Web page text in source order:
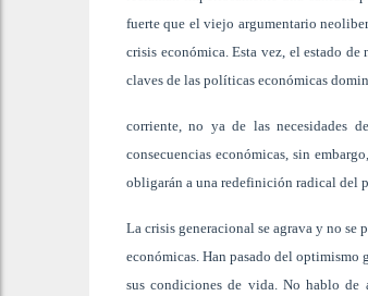
fuerte que el viejo argumentario
crisis económica. Esta vez, el estado
claves de las políticas económicas
corriente, no ya de las necesidades
consecuencias económicas, sin
obligarán a una redefinición radical del
La crisis generacional se agrava y no
económicas. Han pasado del optimismo
sus condiciones de vida. No hablo de